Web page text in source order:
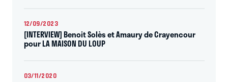
12/09/2023
[INTERVIEW] Benoit Solès et Amaury de Crayencour
pour LA MAISON DU LOUP
03/11/2020